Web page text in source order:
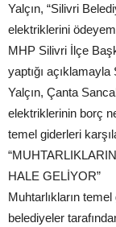
Yalçın, “Silivri
elektriklerini
MHP Silivri İlçe
yaptığı
Yalçın, Çanta
elektriklerinin borç
temel giderleri
HALE GELİYOR”
Muhtarlıkların
belediyeler